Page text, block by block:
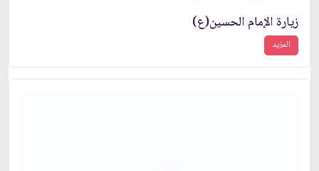
زيارة الإمام الحسين(ع)
المزيد